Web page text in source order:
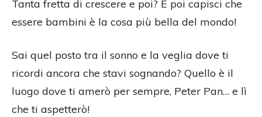
Tanta fretta di crescere e poi? E poi capisci che
essere bambini è la cosa più bella del mondo!
Sai quel posto tra il sonno e la veglia dove ti
ricordi ancora che stavi sognando? Quello è il
luogo dove ti amerò per sempre, Peter Pan… e lì
che ti aspetterò!